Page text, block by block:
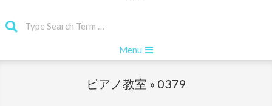
Navigation
Menu
ピアノ教室 » 0379